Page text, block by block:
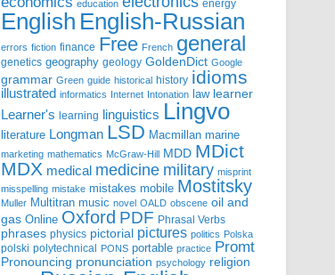
education energy
English English-Russian
errors fiction finance Free French general
genetics geography geology GoldenDict Google
grammar Green guide historical history idioms
illustrated informatics Internet Intonation law learner
Learner's learning linguistics Lingvo
literature Longman LSD Macmillan marine
marketing mathematics McGraw-Hill MDD MDict
MDX medical medicine military misprint
misspelling mistake mistakes mobile Mostitsky
Muller Multitran music novel OALD obscene oil and
gas Online Oxford PDF Phrasal Verbs
phrases physics pictorial pictures politics Polska
polski polytechnical PONS portable practice Promt
Pronouncing pronunciation psychology religion